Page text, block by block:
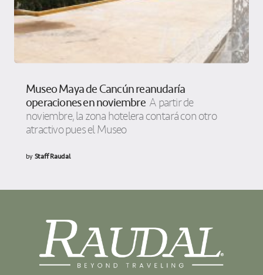
Museo Maya de Cancún reanudaría
operaciones en noviembre A partir de
noviembre, la zona hotelera contará con otro
atractivo pues el Museo
byStaff Raudal